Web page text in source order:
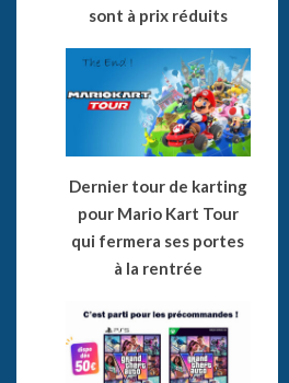
sont à prix réduits
Dernier tour de karting
pour Mario Kart Tour
qui fermera ses portes
à la rentrée